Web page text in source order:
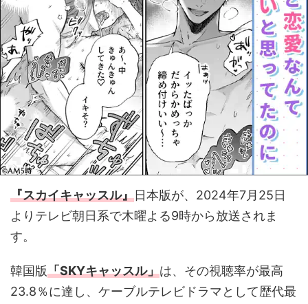
『スカイキャッスル』日本版が、2024年7月25日
よりテレビ朝日系で木曜よる9時から放送されま
す。
韓国版「SKYキャッスル」は、その視聴率が最高
23.8％に達し、ケーブルテレビドラマとして歴代最